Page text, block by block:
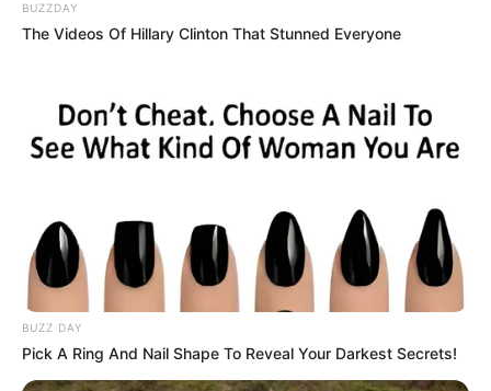
BUZZDAY
The Videos Of Hillary Clinton That Stunned Everyone
BUZZ DAY
Pick A Ring And Nail Shape To Reveal Your Darkest Secrets!